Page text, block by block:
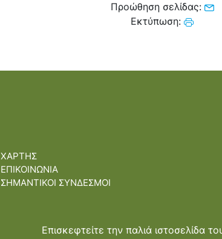
Προώθηση σελίδας:
Εκτύπωση:
ΧΑΡΤΗΣ
ΕΠΙΚΟΙΝΩΝΙΑ
ΣΗΜΑΝΤΙΚΟΙ ΣΥΝΔΕΣΜΟΙ
Επισκεφτείτε την παλιά ιστοσελίδα